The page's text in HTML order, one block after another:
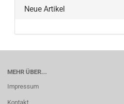
Neue Artikel
MEHR ÜBER...
Impressum
Kontakt